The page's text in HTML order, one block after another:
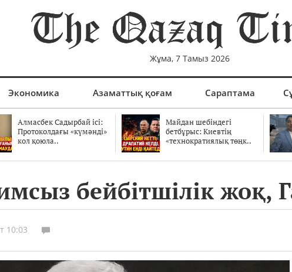
Жұма, 7 Тамыз 2026
Экономика Азаматтық қоғам Сараптама
Алмасбек Садырбай ісі:
Протоколдағы «күмәнді»
кол қоюла..
Майдан шебіндегі
бетбұрыс: Киевтің
«технократиялық төңк..
бейбітшілік жоқ,
10:03